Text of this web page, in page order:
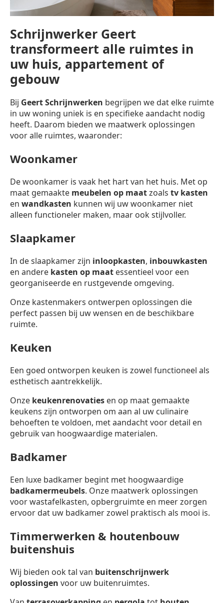
Schrijnwerker Geert
transformeert alle ruimtes in
uw huis, appartement of
gebouw
Bij Geert Schrijnwerken begrijpen we dat elke ruimte
in uw woning uniek is en specifieke aandacht nodig
heeft. Daarom bieden we maatwerk oplossingen
voor alle ruimtes, waaronder:
Woonkamer
De woonkamer is vaak het hart van het huis. Met op
maat gemaakte meubelen op maatzoals tv kasten
en wandkasten kunnen wij uw woonkamer niet
alleen functioneler maken, maar ook stijlvoller.
Slaapkamer
In de slaapkamer zijn inloopkasten, inbouwkasten
en andere kasten op maat essentieel voor een
georganiseerde en rustgevende omgeving.
Onze kastenmakers ontwerpen oplossingen die
perfect passen bij uw wensen en de beschikbare
ruimte.
Keuken
Een goed ontworpen keuken is zowel functioneel als
esthetisch aantrekkelijk.
Onze keukenrenovaties en op maat gemaakte
keukens zijn ontworpen om aan al uw culinaire
behoeften te voldoen, met aandacht voor detail en
gebruik van hoogwaardige materialen.
Badkamer
Een luxe badkamer begint met hoogwaardige
badkamermeubels. Onze maatwerk oplossingen
voor wastafelkasten, opbergruimte en meer zorgen
ervoor dat uw badkamer zowel praktisch als mooi is.
Timmerwerken & houtenbouw
buitenshuis
Wij bieden ook tal van buitenschrijnwerk
oplossingen voor uw buitenruimtes.